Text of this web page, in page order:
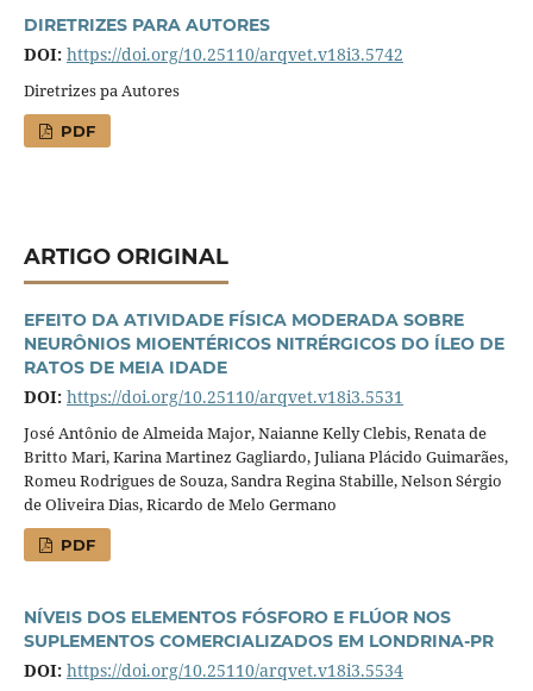
DIRETRIZES PARA AUTORES
DOI: https://doi.org/10.25110/arqvet.v18i3.5742
Diretrizes pa Autores
PDF
ARTIGO ORIGINAL
EFEITO DA ATIVIDADE FÍSICA MODERADA SOBRE
NEURÔNIOS MIOENTÉRICOS NITRÉRGICOS DO ÍLEO DE
RATOS DE MEIA IDADE
DOI: https://doi.org/10.25110/arqvet.v18i3.5531
José Antônio de Almeida Major, Naianne Kelly Clebis, Renata de
Britto Mari, Karina Martinez Gagliardo, Juliana Plácido Guimarães,
Romeu Rodrigues de Souza, Sandra Regina Stabille, Nelson Sérgio
de Oliveira Dias, Ricardo de Melo Germano
PDF
NÍVEIS DOS ELEMENTOS FÓSFORO E FLÚOR NOS
SUPLEMENTOS COMERCIALIZADOS EM LONDRINA-PR
DOI: https://doi.org/10.25110/arqvet.v18i3.5534